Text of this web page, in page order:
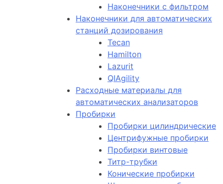
Наконечники с фильтром
Наконечники для автоматических
станций дозирования
Tecan
Hamilton
Lazurit
QIAgility
Расходные материалы для
автоматических анализаторов
Пробирки
Пробирки цилиндрические
Центрифужные пробирки
Пробирки винтовые
Титр-трубки
Конические пробирки